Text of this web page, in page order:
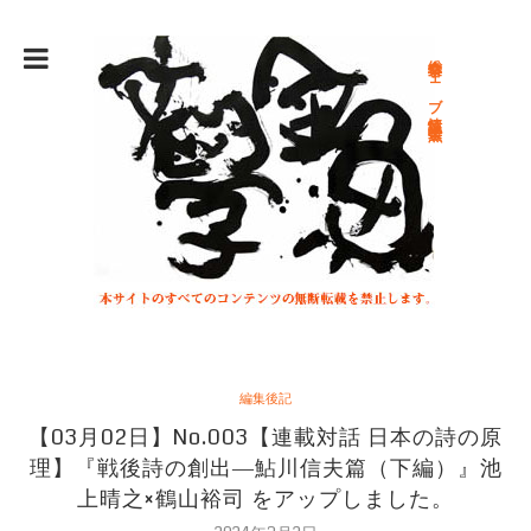
総合文学ウェブ情報誌 文学金魚
編集後記
【03月02日】No.003【連載対話 日本の詩の原
理】『戦後詩の創出―鮎川信夫篇（下編）』池
上晴之×鶴山裕司 をアップしました。